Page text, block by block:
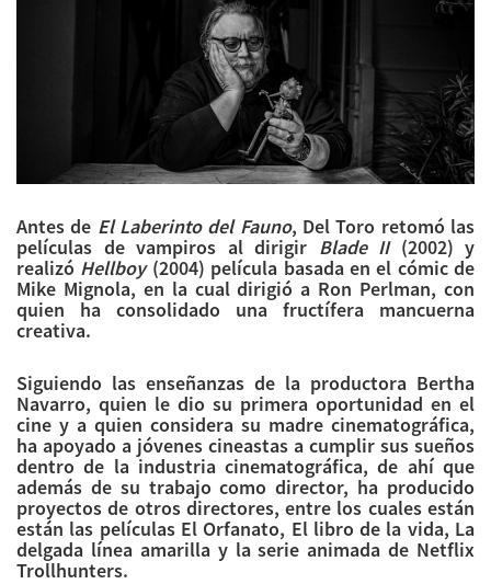
Antes de El Laberinto del Fauno, Del Toro retomó las
películas de vampiros al dirigir Blade II(2002) y
realizó Hellboy(2004) película basada en el cómic de
Mike Mignola, en la cual dirigió a Ron Perlman, con
quien ha consolidado una fructífera mancuerna
creativa.
Siguiendo las enseñanzas de la productora Bertha
Navarro, quien le dio su primera oportunidad en el
cine y a quien considera su madre cinematográfica,
ha apoyado a jóvenes cineastas a cumplir sus sueños
dentro de la industria cinematográfica, de ahí que
además de su trabajo como director, ha producido
proyectos de otros directores, entre los cuales están
están las películas El Orfanato, El libro de la vida, La
delgada línea amarilla y la serie animada de Netflix
Trollhunters.